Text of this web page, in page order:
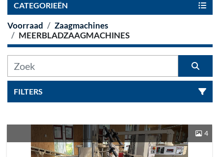
CATEGORIEËN
Voorraad
Zaagmachines
MEERBLADZAAGMACHINES
FILTERS
4